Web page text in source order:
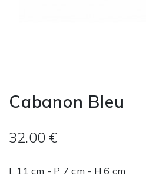
Cabanon Bleu
32.00 €
L 11 cm - P 7 cm - H 6 cm